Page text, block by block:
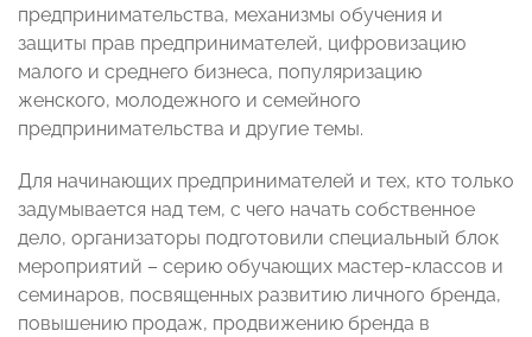
предпринимательства, механизмы обучения и
защиты прав предпринимателей, цифровизацию
малого и среднего бизнеса, популяризацию
женского, молодежного и семейного
предпринимательства и другие темы.
Для начинающих предпринимателей и тех, кто только
задумывается над тем, с чего начать собственное
дело, организаторы подготовили специальный блок
мероприятий – серию обучающих мастер-классов и
семинаров, посвященных развитию личного бренда,
повышению продаж, продвижению бренда в